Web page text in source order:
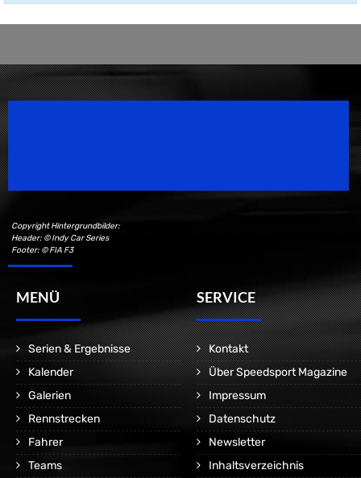
Copyright Hintergrundbilder:
Header: © Indy Car Series
Footer: © FIA F3
MENÜ
Serien & Ergebnisse
Kalender
Galerien
Rennstrecken
Fahrer
Teams
SERVICE
Kontakt
Über Speedsport Magazine
Impressum
Datenschutz
Newsletter
Inhaltsverzeichnis